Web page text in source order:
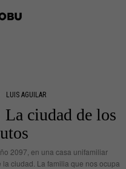
LUIS AGUILAR
ciudad de los
2097, en una casa unifamiliar
ciudad. La familia que nos ocupa